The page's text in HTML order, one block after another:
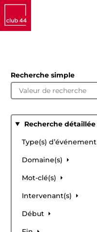
Recherche simple
Recherche détaillée
Type(s) d’événement
Domaine(s)
Mot-clé(s)
Intervenant(s)
Début